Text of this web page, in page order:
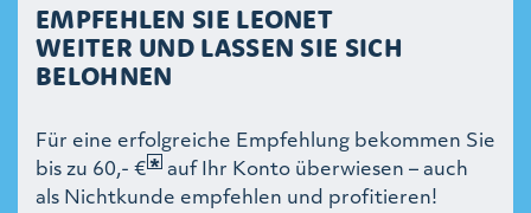
EMPFEHLEN SIE LEONET
WEITER UND LASSEN SIE SICH
BELOHNEN
Für eine erfolgreiche Empfehlung bekommen Sie
bis zu 60,- €
auf Ihr Konto überwiesen – auch
als Nichtkunde empfehlen und profitieren!